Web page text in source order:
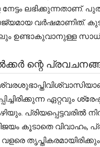
നേട്ടം
വർഷമാണിത്.
ഉണ്ടാകുവാനുള്ള
ന്റെ പ്രവചനങ്ങൾ
ഏറ്റവും
വിജയം കൂടാതെ